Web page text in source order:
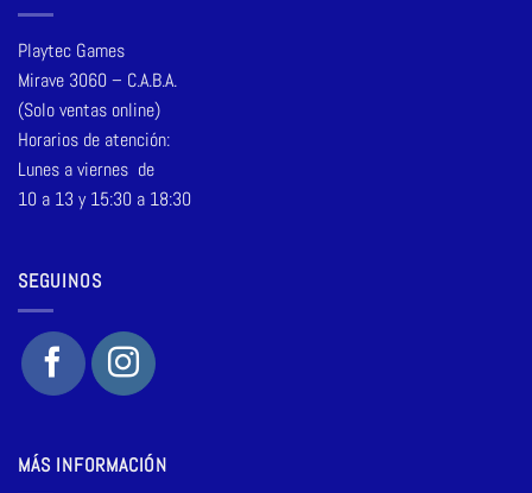
Playtec Games
Mirave 3060 – C.A.B.A.
(Solo ventas online)
Horarios de atención:
Lunes a viernes de
10 a 13 y 15:30 a 18:30
SEGUINOS
MÁS INFORMACIÓN